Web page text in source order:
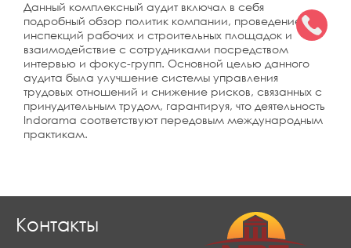
Данный комплексный аудит включал в себя
подробный обзор политик компании, проведение
инспекций рабочих и строительных площадок и
взаимодействие с сотрудниками посредством
интервью и фокус-групп. Основной целью данного
аудита была улучшение системы управления
трудовых отношений и снижение рисков, связанных с
принудительным трудом, гарантируя, что деятельность
Indorama соответствуют передовым международным
практикам.
Контакты